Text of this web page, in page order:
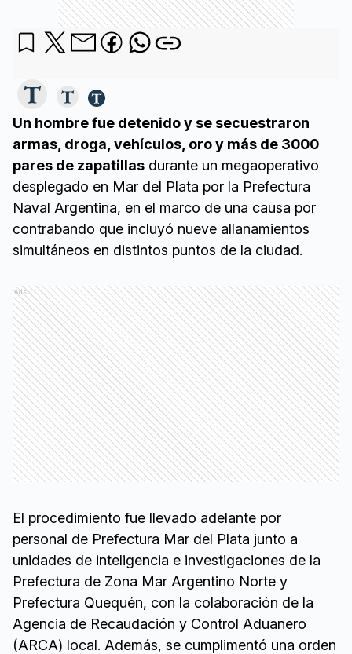
Un hombre fue detenido y se secuestraron
armas, droga, vehículos, oro y más de 3000
pares de zapatillas durante un megaoperativo
desplegado en Mar del Plata por la Prefectura
Naval Argentina, en el marco de una causa por
contrabando que incluyó nueve allanamientos
simultáneos en distintos puntos de la ciudad.
Ads
El procedimiento fue llevado adelante por
personal de Prefectura Mar del Plata junto a
unidades de inteligencia e investigaciones de la
Prefectura de Zona Mar Argentino Norte y
Prefectura Quequén, con la colaboración de la
Agencia de Recaudación y Control Aduanero
(ARCA) local. Además, se cumplimentó una orden